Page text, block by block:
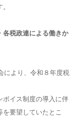
各税政連による働きか
により、令和８年度税
ボイス制度の導入に伴
要望していたとこ